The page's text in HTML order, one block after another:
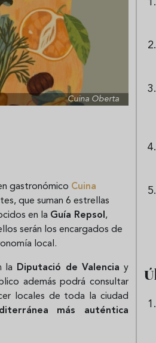
Cuina Oberta
gastronómico Cuina
que suman 6 estrellas
en la Guía Repsol ,
serán los encargados de
local.
la Diputació de Valencia y
además podrá consultar
locales de toda la ciudad
más auténtica